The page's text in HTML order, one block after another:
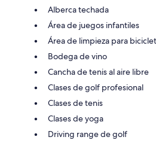
Alberca techada
Área de juegos infantiles
Área de limpieza para
Bodega de vino
Cancha de tenis al aire libre
Clases de golf profesional
Clases de tenis
Clases de yoga
Driving range de golf